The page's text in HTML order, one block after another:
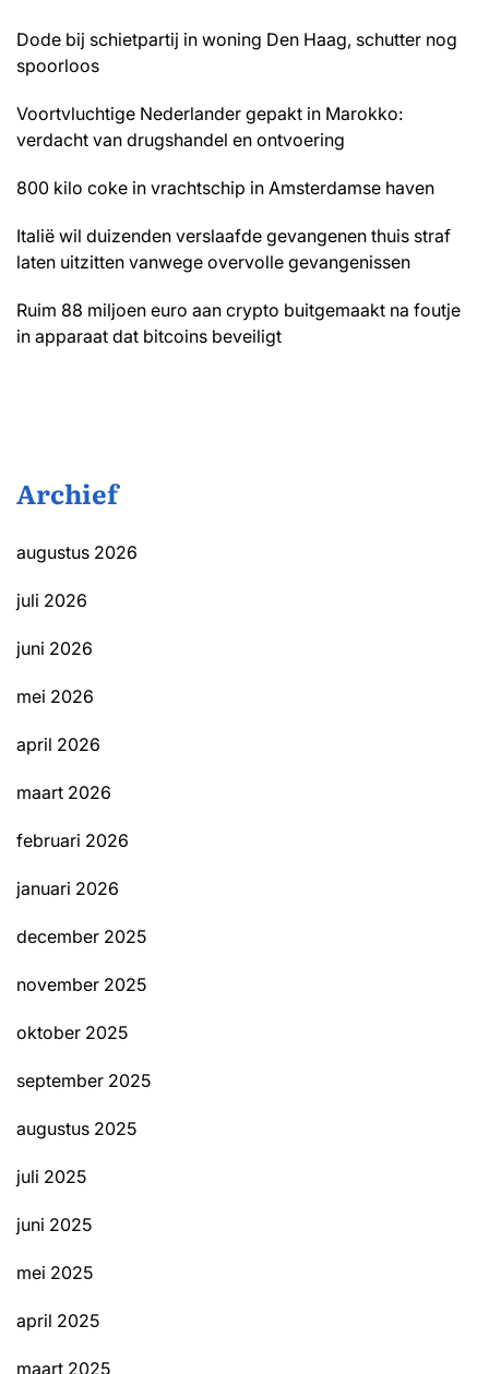
Dode bij schietpartij in woning Den Haag, schutter nog
spoorloos
Voortvluchtige Nederlander gepakt in Marokko:
verdacht van drugshandel en ontvoering
800 kilo coke in vrachtschip in Amsterdamse haven
Italië wil duizenden verslaafde gevangenen thuis straf
laten uitzitten vanwege overvolle gevangenissen
Ruim 88 miljoen euro aan crypto buitgemaakt na foutje
in apparaat dat bitcoins beveiligt
Archief
augustus 2026
juli 2026
juni 2026
mei 2026
april 2026
maart 2026
februari 2026
januari 2026
december 2025
november 2025
oktober 2025
september 2025
augustus 2025
juli 2025
juni 2025
mei 2025
april 2025
maart 2025